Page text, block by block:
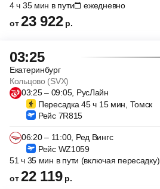
4 ч 35 мин в пути
ежедневно
от23 922 р.
03:25
Екатеринбург
Кольцово (SVX)
03:25 – 09:05, РусЛайн
Пересадка 45 ч 15 мин, Томск
Рейс 7R815
06:20 – 11:00, Ред Вингс
Рейс WZ1059
51 ч 35 мин в пути (включая пересадку)
от22 119 р.